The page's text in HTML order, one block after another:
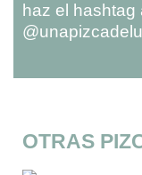
haz el
OTRAS